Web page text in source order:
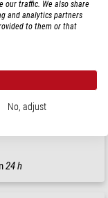
1-2 veckor
24 h
our traffic. We also share
and analytics partners
to them or that
No, adjust